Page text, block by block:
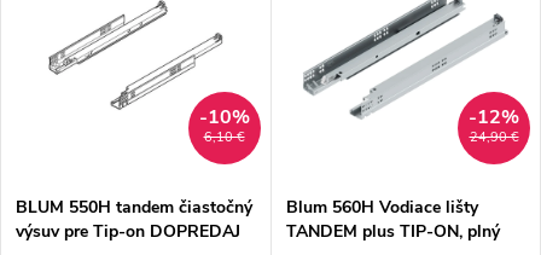
6,10 €
-10%
BLUM 550H tandem čiastočný
výsuv pre Tip-on DOPREDAJ
24,90 €
-12%
Blum 560H Vodiace lišty
TANDEM plus TIP-ON, plný